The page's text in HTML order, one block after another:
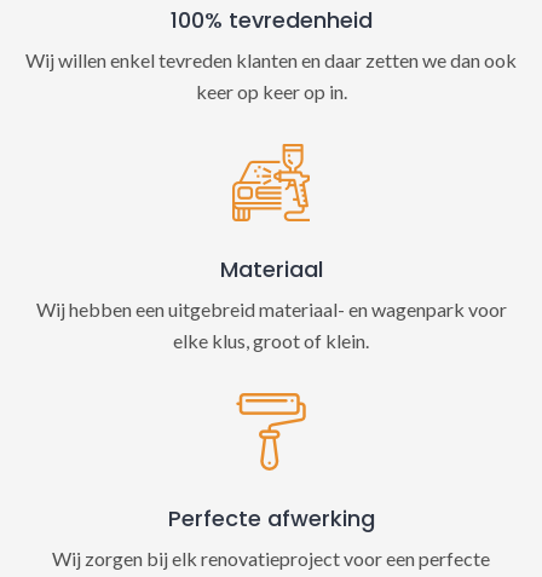
100% tevredenheid
Wij willen enkel tevreden klanten en daar zetten we dan ook
keer op keer op in.
Materiaal
Wij hebben een uitgebreid materiaal- en wagenpark voor
elke klus, groot of klein.
Perfecte afwerking
Wij zorgen bij elk renovatieproject voor een perfecte